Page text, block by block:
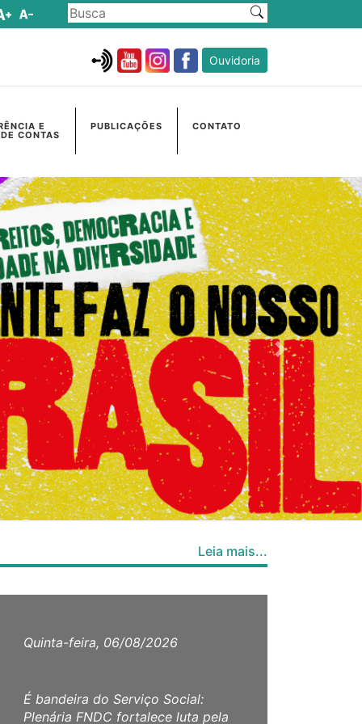
Ouvidoria
E
CONTAS
PUBLICAÇÕES CONTATO
Próximo
Leia mais...
Quinta-feira, 06/08/2026
É bandeira do Serviço Social:
Plenária FNDC fortalece luta pela